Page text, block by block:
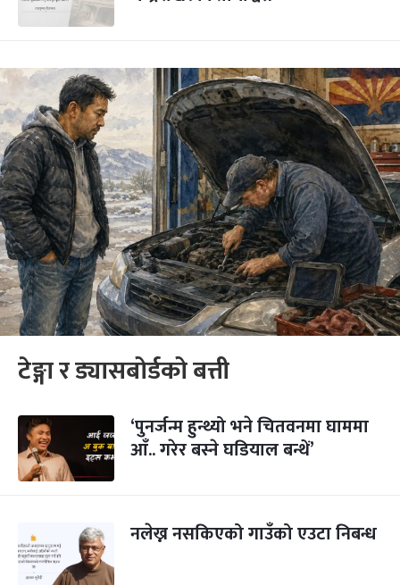
टेङ्गा र ड्यासबोर्डको बत्ती
‘पुनर्जन्म हुन्थ्यो भने चितवनमा घाममा
आँ.. गरेर बस्ने घडियाल बन्थें’
नलेख्न नसकिएको गाउँको एउटा निबन्ध